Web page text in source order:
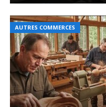
AUTRES COMMERCES